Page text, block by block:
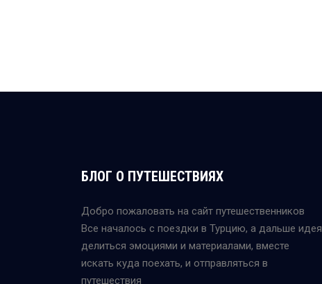
БЛОГ О ПУТЕШЕСТВИЯХ
Добро пожаловать на сайт путешественников
Все началось с поездки в Турцию, а дальше идея
делиться эмоциями и материалами, вместе
искать куда поехать, и отправляться в
путешествия